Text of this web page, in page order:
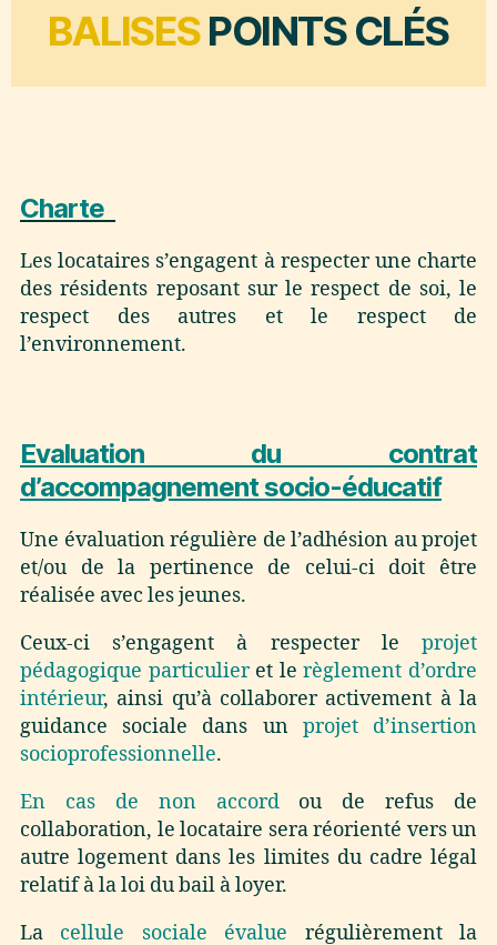
BALISESPOINTS CLÉS
Charte
Les locataires s’engagent à respecter une charte
des résidents reposant sur le respect de soi, le
respect des autres et le respect de
l’environnement.
Evaluation du contrat
d’accompagnement socio-éducatif
Une évaluation régulière de l’adhésion au projet
et/ou de la pertinence de celui-ci doit être
réalisée avec les jeunes.
Ceux-ci s’engagent à respecter le projet
pédagogique particulieret lerèglement d’ordre
intérieur, ainsi qu’à collaborer activement à la
guidance sociale dans un projet d’insertion
socioprofessionnelle.
En cas de non accordou de refus de
collaboration, le locataire sera réorienté vers un
autre logement dans les limites du cadre légal
relatif à la loi du bail à loyer.
La cellule sociale évalue régulièrement la